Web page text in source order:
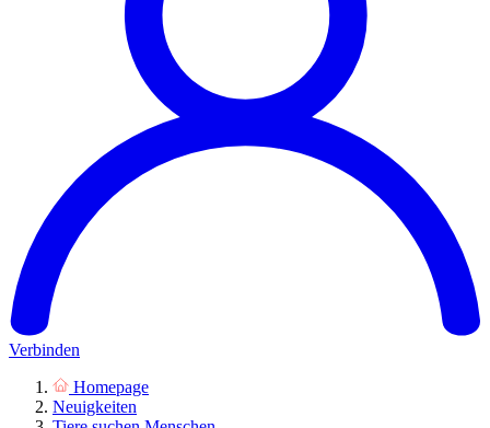
Verbinden
Homepage
Neuigkeiten